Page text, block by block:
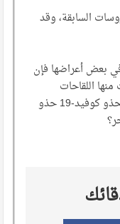
السابقة، وقد
في بعض أعراضها فإن
اللقاحات
والمناعة المكتسبة، ويتساءل الخبير: هل سيحذو كوفيد-19 حذو